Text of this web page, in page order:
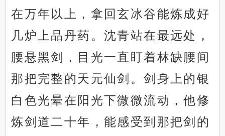
在万年以上，拿回玄冰谷能炼成好
几炉上品丹药。沈青站在最远处，
腰悬黑剑，目光一直盯着林缺腰间
那把完整的天元仙剑。剑身上的银
白色光晕在阳光下微微流动，他修
炼剑道二十年，能感受到那把剑的